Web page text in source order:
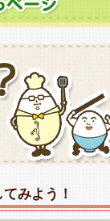
みよう！